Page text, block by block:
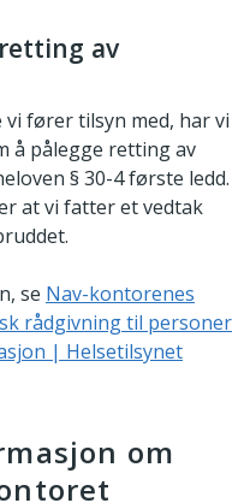
av
fører tilsyn med, har vi
å pålegge retting av
§ 30-4 første ledd.
at vi fatter et vedtak
se Nav-kontorenes
rådgivning til personer
| Helsetilsynet
om